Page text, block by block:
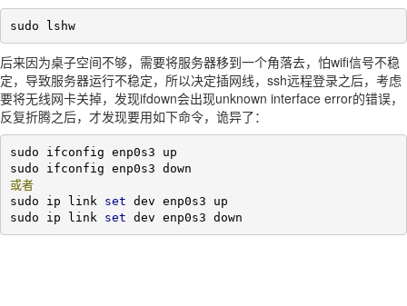
sudo lshw
后来因为桌子空间不够，需要将服务器移到一个角落去，怕wifi信号不稳
定，导致服务器运行不稳定，所以决定插网线，ssh远程登录之后，考虑
要将无线网卡关掉，发现ifdown会出现unknown interface error的错误，
反复折腾之后，才发现要用如下命令，诡异了：
sudo ifconfig enp0s3 up
或者
sudo ip link set dev enp0s3 up
sudo ip link set dev enp0s3 down